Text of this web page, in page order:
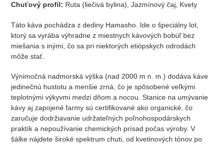
Chuťový profil: Ruta (liečivá bylina), Jazmínový čaj, Kvety
Táto káva pochádza z dediny Hamasho. Ide o špeciálny lot,
ktorý sa vyrába výhradne z miestnych kávových bobúľ bez
miešania s inými, čo sa pri niektorých etiópskych odrodách
môže stať.
Výnimočná nadmorská výška (nad 2000 m n. m.) dodáva káve
jedinečnú hustotu a menšie zrná, čo je spôsobené veľkými
teplotnými výkyvmi medzi dňom a nocou. Stanice na umývanie
kávy aj zapojené farmy sú certifikované ako organické, čo
zaručuje dodržiavanie udržateľných poľnohospodárskych
praktík a nepoužívanie chemických prísad počas výroby. V
šálke nájdete široké spektrum chuti, od kvetinových tónov po